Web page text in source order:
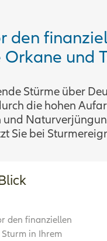
den
und
Stürme über
die hohen
Sie bei
den finanziellen
in Ihrem